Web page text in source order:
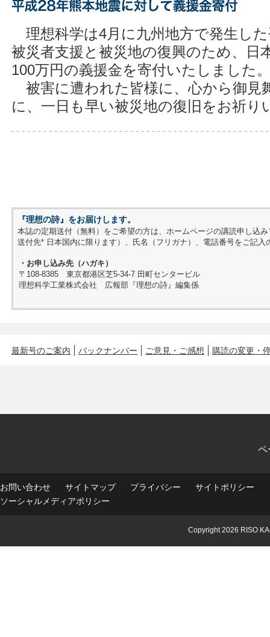
理想科学は4月に九州地方で発生し
被災者支援と被災地の復興のため、日
100万円の義援金を寄付いたしました
被害に遭われた皆様に、心から御見
に、一日も早い被災地の復旧をお祈り
『理想の詩』をお届けします。
本誌の定期送付（無料）をご希望の方は、ホームページの講読申し込
送付先* 日本国内に限ります）、氏名（フリガナ）、電話番号をご記
・お申し込み先（ハガキ）
〒108-8385 東京都港区芝5-34-7 田町センタービル
理想科学工業株式会社 広報部『理想の詩』編集係
最新号のご案内 バックナンバー ご意見・ご感想 購読の変更・
ペ
お問い合わせ サイトマップ プライバシー
サイトポリシー
ソーシャルメディアポリシー
Copyright2026 RISO